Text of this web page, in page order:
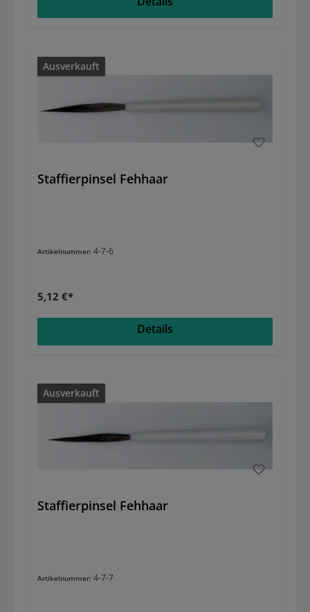
Ausverkauft
Staffierpinsel Fehhaar
Artikelnummer: 4-7-6
5,12 €*
Details
Ausverkauft
Staffierpinsel Fehhaar
Artikelnummer: 4-7-7